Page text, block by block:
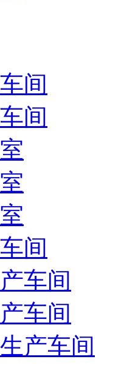
间
间
间
车间
车间
产车间